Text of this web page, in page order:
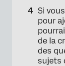
Si
pour
de la
des
sujets